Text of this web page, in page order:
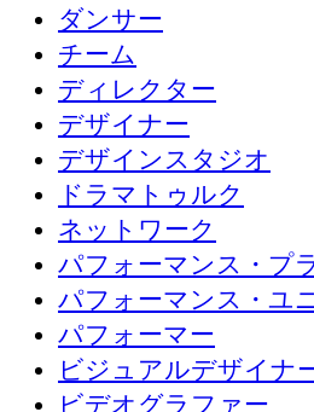
ダンサー
チーム
ディレクター
デザイナー
デザインスタジオ
ドラマトゥルク
ネットワーク
パフォーマンス・プ
パフォーマンス・ユ
パフォーマー
ビジュアルデザイナ
ビデオグラファー